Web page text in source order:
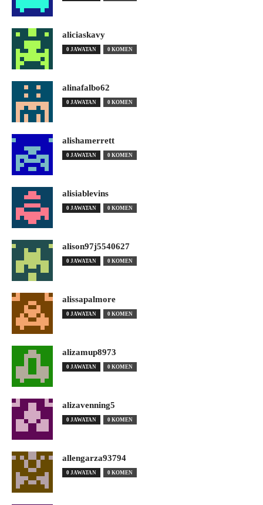
aliciaskavy
0 JAWATAN 0 KOMEN
alinafalbo62
0 JAWATAN 0 KOMEN
alishamerrett
0 JAWATAN 0 KOMEN
alisiablevins
0 JAWATAN 0 KOMEN
alison97j5540627
0 JAWATAN 0 KOMEN
alissapalmore
0 JAWATAN 0 KOMEN
alizamup8973
0 JAWATAN 0 KOMEN
alizavenning5
0 JAWATAN 0 KOMEN
allengarza93794
0 JAWATAN 0 KOMEN